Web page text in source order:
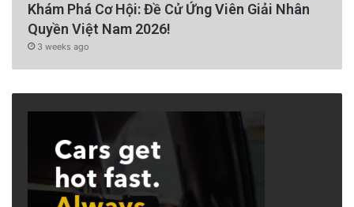
Khám Phá Cơ Hội: Đề Cử Ứng Viên Giải Nhân
Quyền Việt Nam 2026!
3 weeks ago